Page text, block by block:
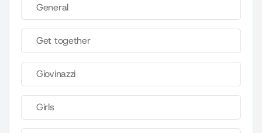
General
Get together
Giovinazzi
Girls